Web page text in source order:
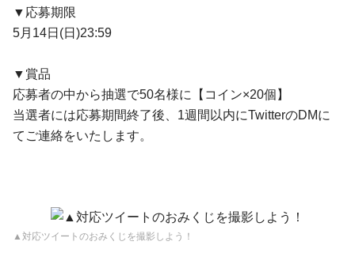
▼応募期限
5月14日(日)23:59
▼賞品
応募者の中から抽選で50名様に【コイン×20個】
当選者には応募期間終了後、1週間以内にTwitterのDMに
てご連絡をいたします。
▲対応ツイートのおみくじを撮影しよう！